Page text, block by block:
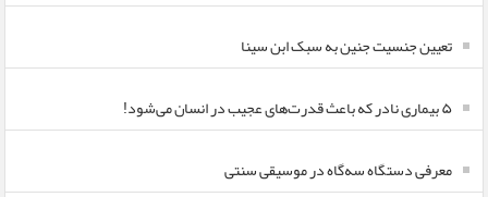
تعیین جنسیت جنین به سبک ابن سینا
۵ بیماری نادر که باعث قدرت‌های عجیب در انسان می‌شود!
معرفی دستگاه سه‌گاه در موسیقی سنتی